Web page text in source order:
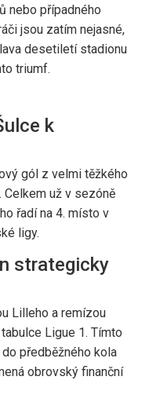
nebo případného
jsou zatím nejasné,
desetiletí stadionu
triumf.
k
gól z velmi těžkého
už v sezóně
řadí na 4. místo v
ligy.
strategicky
Lilleho a remízou
Ligue 1. Tímto
předběžného kola
obrovský finanční